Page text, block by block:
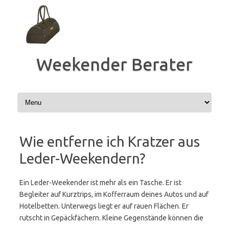
springen
Weekender Berater
Wie entferne ich Kratzer aus
Leder-Weekendern?
Ein Leder-Weekender ist mehr als ein Tasche. Er ist
Begleiter auf Kurztrips, im Kofferraum deines Autos und auf
Hotelbetten. Unterwegs liegt er auf rauen Flächen. Er
rutscht in Gepäckfächern. Kleine Gegenstände können die